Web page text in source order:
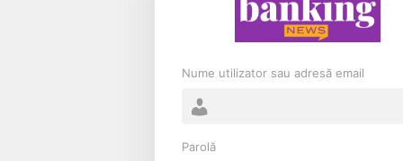
Nume utilizator sau adresă email
Parolă